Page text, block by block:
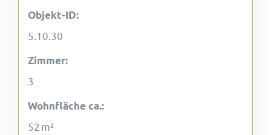
Objekt-ID:
5.10.30
Zimmer:
3
Wohnfläche ca.:
52 m²